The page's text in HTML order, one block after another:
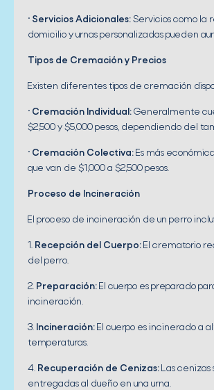
• Servicios Adicionales: Servicios como la
domicilio y urnas personalizadas pueden
Tipos de Cremación y Precios
Existen diferentes tipos de cremación
• Cremación Individual: Generalmente
$2,500 y $5,000 pesos, dependiendo del
• Cremación Colectiva: Es más
que van de $1,000 a $2,500 pesos.
Proceso de Incineración
El proceso de incineración de un perro
1. Recepción del Cuerpo: El crematorio
del perro.
2. Preparación: El cuerpo es preparado
incineración.
3. Incineración: El cuerpo es incinerado a
temperaturas.
4. Recuperación de Cenizas: Las cenizas
entregadas al dueño en una urna.